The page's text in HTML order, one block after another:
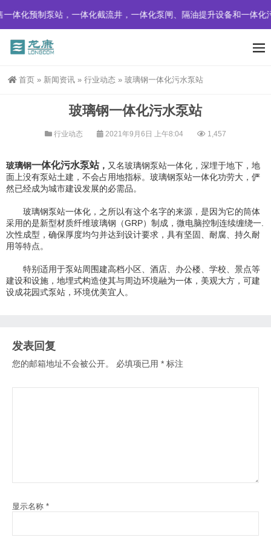
体化预制泵站，一体化截流井，一体化泵闸、隔油提升设备和一体化
首页 » 新闻资讯 » 行业动态 » 玻璃钢一体化污水泵站
玻璃钢一体化污水泵站
行业动态 2021年9月6日 上午8:04 1,457
玻璃钢一体化污水泵站， 又名玻璃钢泵站一体化，深埋于地下，地
面上没有泵站土建，不会占用地指标。玻璃钢泵站一体化功劳大，俨
然已经成为城市建设发展的必需品。
玻璃钢泵站一体化，之所以有这个名字的来源，是因为它的筒体
采用的是新型材质纤维玻璃钢（GRP）制成，微电脑控制连续缠绕一.
次性成型，确保厚度均匀并达到设计要求，具有坚固、耐腐、持久耐
用等特点。
特别适用于泵站周围建高档小区、酒店、办公楼、学校、景点等
建设和设施，地埋式构造使其与周边环境融为一体，美观大方，可建
设成花园式泵站，环境优美宜人。
发表回复
您的邮箱地址不会被公开。 必填项已用 * 标注
显示名称 *